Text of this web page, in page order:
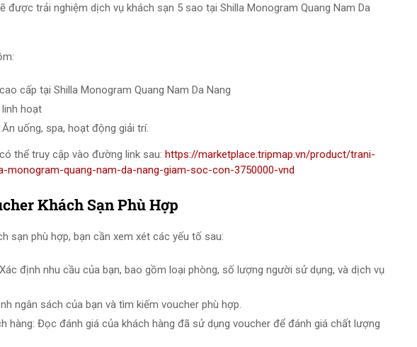
được trải nghiệm dịch vụ khách sạn 5 sao tại Shilla Monogram Quang Nam Da
cấp tại Shilla Monogram Quang Nam Da Nang
hoạt
uống, spa, hoạt động giải trí.
thể truy cập vào đường link sau: https://marketplace.tripmap.vn/product/trani-
monogram-quang-nam-da-nang-giam-soc-con-3750000-vnd
Khách Sạn Phù Hợp
sạn phù hợp, bạn cần xem xét các yếu tố sau:
định nhu cầu của bạn, bao gồm loại phòng, số lượng người sử dụng, và dịch vụ
ngân sách của bạn và tìm kiếm voucher phù hợp.
hàng: Đọc đánh giá của khách hàng đã sử dụng voucher để đánh giá chất lượng